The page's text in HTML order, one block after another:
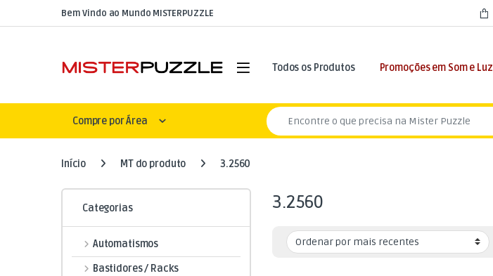
Skip to navigation
Skip to contentBem Vindo ao Mundo MISTERPUZZLE
Open Todos os Produtos Promoções em Som e Luz
Compre por Área
Search for:
Início MT do produto 3.2560
3.2560
Categorias
Automatismos
Bastidores / Racks